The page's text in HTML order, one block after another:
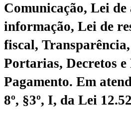
Comunicação, Lei de
informação, Lei de
fiscal,
Portarias, Decretos e
Pagamento. Em
8º, §3º, I, da Lei